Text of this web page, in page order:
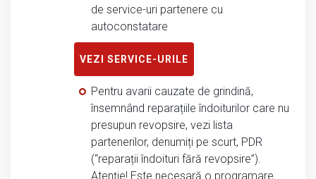
de service-uri partenere cu
autoconstatare
VEZI SERVICE-URILE
Pentru avarii cauzate de grindină,
însemnând reparațiile îndoiturilor care nu
presupun revopsire, vezi lista
partenerilor, denumiți pe scurt, PDR
(“reparații îndoituri fără revopsire”).
Atenție! Este necesară o programare